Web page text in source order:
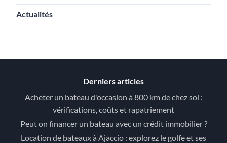
Actualités
Derniers articles
Acheter un bateau d'occasion à 800 km de chez soi :
vérifications, coûts et rapatriement
Peut on financer un bateau avec un crédit immobilier ?
Location de bateaux à Ajaccio : explorez le golfe et ses